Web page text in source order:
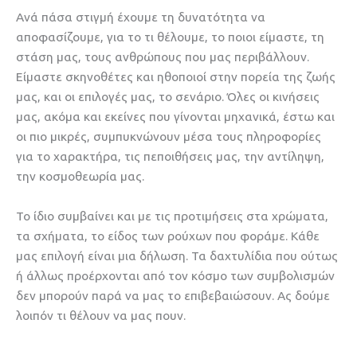
Ανά πάσα στιγμή έχουμε τη δυνατότητα να
αποφασίζουμε, για το τι θέλουμε, το ποιοι είμαστε, τη
στάση μας, τους ανθρώπους που μας περιβάλλουν.
Είμαστε σκηνοθέτες και ηθοποιοί στην πορεία της ζωής
μας, και οι επιλογές μας, το σενάριο. Όλες οι κινήσεις
μας, ακόμα και εκείνες που γίνονται μηχανικά, έστω και
οι πιο μικρές, συμπυκνώνουν μέσα τους πληροφορίες
για το χαρακτήρα, τις πεποιθήσεις μας, την αντίληψη,
την κοσμοθεωρία μας.
Το ίδιο συμβαίνει και με τις προτιμήσεις στα χρώματα,
τα σχήματα, το είδος των ρούχων που φοράμε. Κάθε
μας επιλογή είναι μια δήλωση. Τα δαχτυλίδια που ούτως
ή άλλως προέρχονται από τον κόσμο των συμβολισμών
δεν μπορούν παρά να μας το επιβεβαιώσουν. Ας δούμε
λοιπόν τι θέλουν να μας πουν.